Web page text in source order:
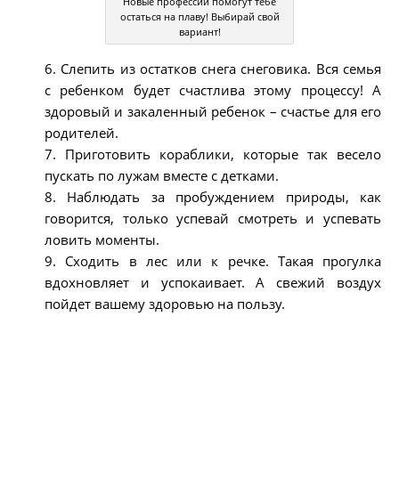
остаться на плаву! Выбирай свой
вариант!
6. Слепить из остатков снега снеговика. Вся семья
с ребенком будет счастлива этому процессу! А
здоровый и закаленный ребенок – счастье для его
родителей.
7. Приготовить кораблики, которые так весело
пускать по лужам вместе с детками.
8. Наблюдать за пробуждением природы, как
говорится, только успевай смотреть и успевать
ловить моменты.
9. Сходить в лес или к речке. Такая прогулка
вдохновляет и успокаивает. А свежий воздух
пойдет вашему здоровью на пользу.